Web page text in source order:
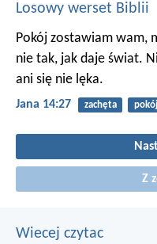
Losowy werset Biblii
Pokój zostawiam wam,
nie tak, jak daje świat.
ani się nie lęka.
Jana 14:27 zachęta pokój
Z
Wiecej czytac